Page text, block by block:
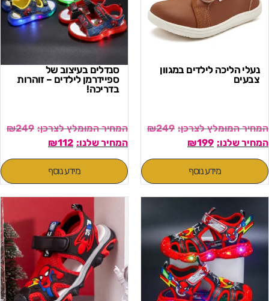
נעלי הליכה לילדים במגוון
צבעים
₪249
₪199
מידע נוסף
סנדלים בעיצוב של
ספיידרמן לילדים – זוהרות
בדריכה!
₪249
₪112
מידע נוסף